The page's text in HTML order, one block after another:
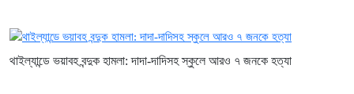
থাইল্যান্ডে ভয়াবহ বন্দুক হামলা: দাদা-দাদিসহ স্কুলে আরও ৭ জনকে হত্যা